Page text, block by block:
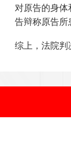
对原告的身
告辩称原告
综上，法院